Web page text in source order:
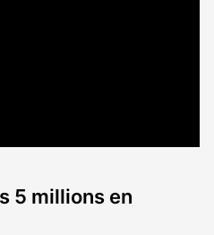
5 millions en